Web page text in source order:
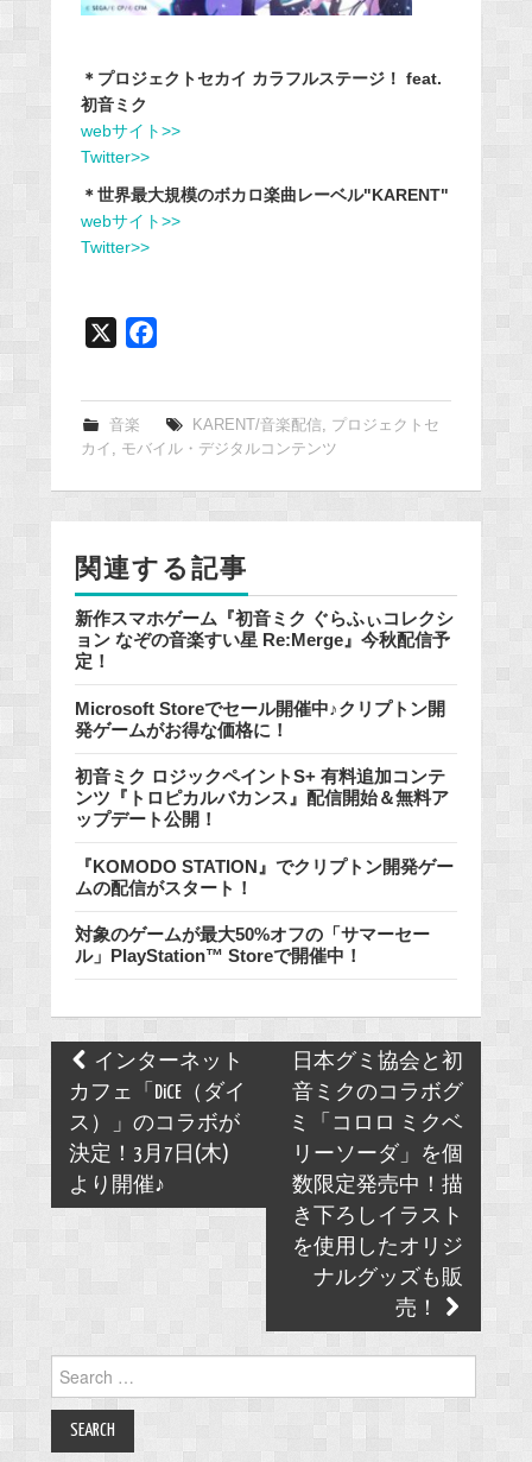
＊プロジェクトセカイ カラフルステージ！ feat.
初音ミク
webサイト>>
Twitter>>
＊世界最大規模のボカロ楽曲レーベル"KARENT"
webサイト>>
Twitter>>
e
b
o
o
音楽 KARENT/音楽配信, プロジェクトセ
カイ , モバイル・デジタルコンテンツ
関連する記事
新作スマホゲーム『初音ミク ぐらふぃコレクシ
ョン なぞの音楽すい星 Re:Merge』今秋配信予
定！
Microsoft Storeでセール開催中♪クリプトン開
発ゲームがお得な価格に！
初音ミク ロジックペイントS+ 有料追加コンテ
ンツ『トロピカルバカンス』配信開始＆無料ア
ップデート公開！
『KOMODO STATION』でクリプトン開発ゲー
ムの配信がスタート！
対象のゲームが最大50%オフの「サマーセー
ル」PlayStation™ Storeで開催中！
Post
navigation
インターネット
カフェ「DiCE（ダイ
ス）」のコラボが
決定！3月7日(木)
より開催♪
日本グミ協会と初
音ミクのコラボグ
ミ「コロロ ミクベ
リーソーダ」を個
数限定発売中！描
き下ろしイラスト
を使用したオリジ
ナルグッズも販
売！
for: